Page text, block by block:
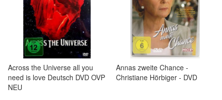
Across the Universe all you
need is love Deutsch DVD OVP
NEU
Annas zweite Chance -
Christiane Hörbiger - DVD